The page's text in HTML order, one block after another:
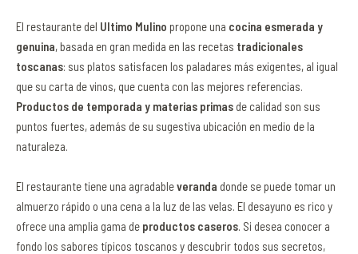
El restaurante del Ultimo Mulino propone una cocina esmerada y
genuina, basada en gran medida en las recetas tradicionales
toscanas: sus platos satisfacen los paladares más exigentes, al igual
que su carta de vinos, que cuenta con las mejores referencias.
Productos de temporada y materias primas de calidad son sus
puntos fuertes, además de su sugestiva ubicación en medio de la
naturaleza.
El restaurante tiene una agradableveranda donde se puede tomar un
almuerzo rápido o una cena a la luz de las velas. El desayuno es rico y
ofrece una amplia gama de productos caseros. Si desea conocer a
fondo los sabores típicos toscanos y descubrir todos sus secretos,